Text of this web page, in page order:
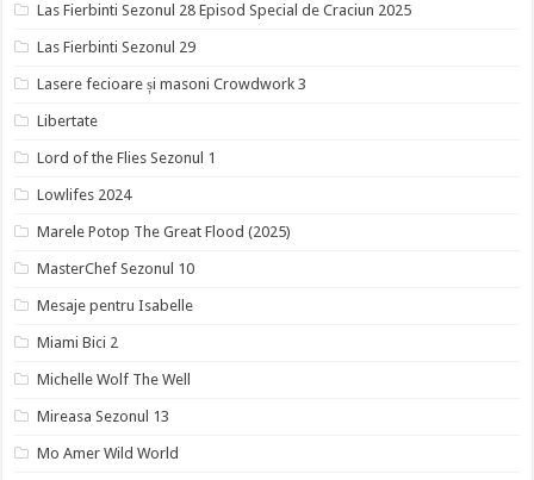
Las Fierbinti Sezonul 28 Episod Special de Craciun 2025
Las Fierbinti Sezonul 29
Lasere fecioare și masoni Crowdwork 3
Libertate
Lord of the Flies Sezonul 1
Lowlifes 2024
Marele Potop The Great Flood (2025)
MasterChef Sezonul 10
Mesaje pentru Isabelle
Miami Bici 2
Michelle Wolf The Well
Mireasa Sezonul 13
Mo Amer Wild World